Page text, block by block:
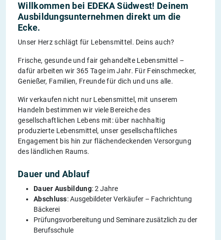
Willkommen bei EDEKA Südwest! Deinem
Ausbildungsunternehmen direkt um die
Ecke.
Unser Herz schlägt für Lebensmittel. Deins auch?
Frische, gesunde und fair gehandelte Lebensmittel –
dafür arbeiten wir 365 Tage im Jahr. Für Feinschmecker,
Genießer, Familien, Freunde für dich und uns alle.
Wir verkaufen nicht nur Lebensmittel, mit unserem
Handeln bestimmen wir viele Bereiche des
gesellschaftlichen Lebens mit: über nachhaltig
produzierte Lebensmittel, unser gesellschaftliches
Engagement bis hin zur flächendeckenden Versorgung
des ländlichen Raums.
Dauer und Ablauf
Dauer Ausbildung: 2 Jahre
Abschluss: Ausgebildeter Verkäufer – Fachrichtung
Bäckerei
Prüfungsvorbereitung und Seminare zusätzlich zu der
Berufsschule